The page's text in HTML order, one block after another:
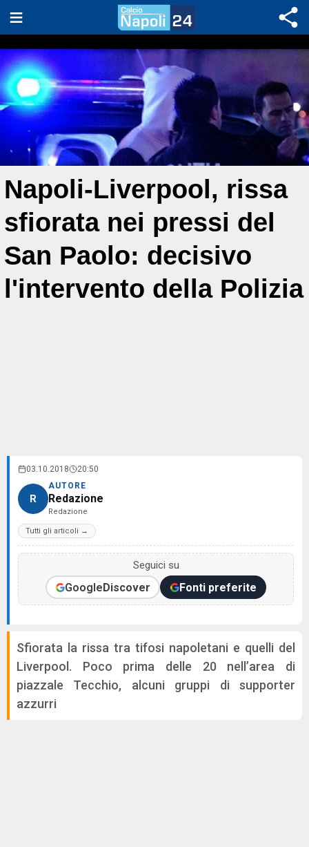
Napoli-Liverpool, rissa
sfiorata nei pressi del
San Paolo: decisivo
l'intervento della Polizia
03.10.2018 20:50
R
AUTORE
Redazione
Redazione
Tutti gli articoli →
Seguici su
GoogleDiscover Fonti preferite
Sfiorata la rissa tra tifosi napoletani e quelli del
Liverpool. Poco prima delle 20 nell’area di
piazzale Tecchio, alcuni gruppi di supporter
azzurri